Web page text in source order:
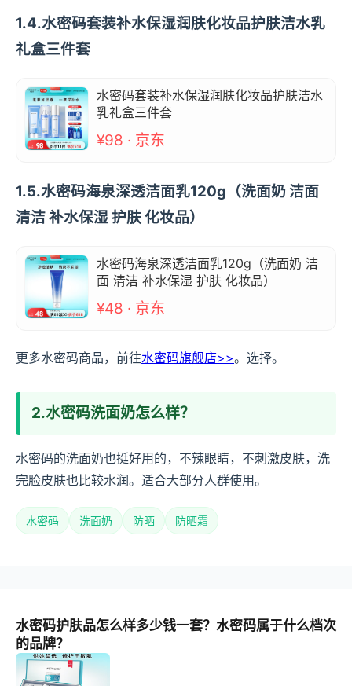
1.4.水密码套装补水保湿润肤化妆品护肤洁水乳
礼盒三件套
水密码套装补水保湿润肤化妆品护肤洁水
乳礼盒三件套
¥98 · 京东
1.5.水密码海泉深透洁面乳120g（洗面奶 洁面
清洁 补水保湿 护肤 化妆品）
水密码海泉深透洁面乳120g（洗面奶 洁
面 清洁 补水保湿 护肤 化妆品）
¥48 · 京东
更多水密码商品，前往水密码旗舰店>>。选择。
2.水密码洗面奶怎么样？
水密码的洗面奶也挺好用的，不辣眼睛，不刺激皮肤，洗
完脸皮肤也比较水润。适合大部分人群使用。
水密码 洗面奶 防晒 防晒霜
水密码护肤品怎么样多少钱一套？水密码属于什么档次
的品牌？